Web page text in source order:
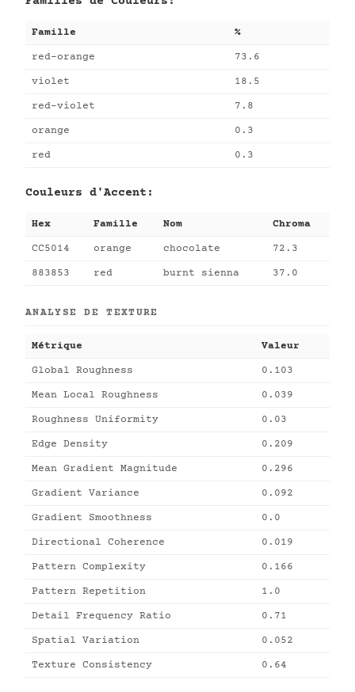
Famille %
red-orange 73.6
violet 18.5
red-violet 7.8
orange 0.3
red 0.3
Couleurs d'Accent:
Hex Famille Nom Chroma
CC5014 orange chocolate 72.3
883853 red burnt sienna 37.0
ANALYSE DE TEXTURE
Métrique Valeur
Global Roughness 0.103
Mean Local Roughness 0.039
Roughness Uniformity 0.03
Edge Density 0.209
Mean Gradient Magnitude 0.296
Gradient Variance 0.092
Gradient Smoothness 0.0
Directional Coherence 0.019
Pattern Complexity 0.166
Pattern Repetition 1.0
Detail Frequency Ratio 0.71
Spatial Variation 0.052
Texture Consistency 0.64